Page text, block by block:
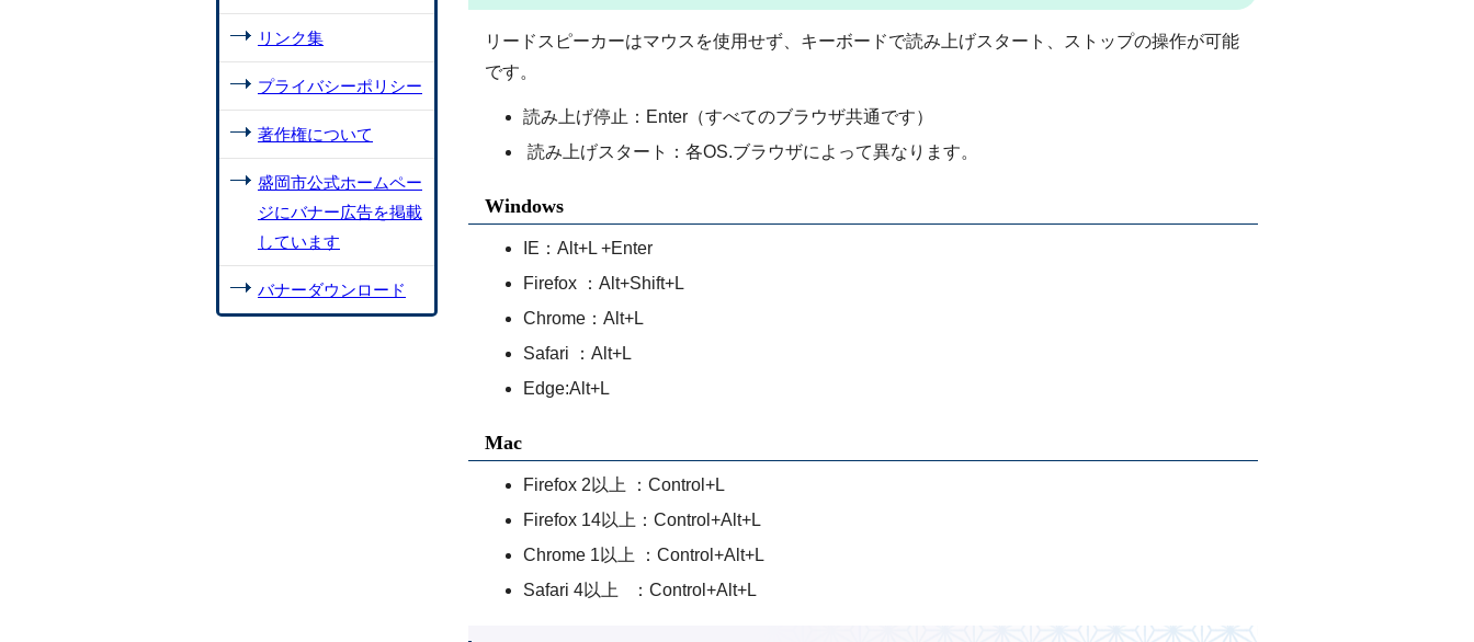
リードスピーカーはマウスを使用せず、キーボードで読み上げスタート、ストップの操作が可能
です。
読み上げ停止：Enter（すべてのブラウザ共通です）
読み上げスタート：各OS.ブラウザによって異なります。
Windows
IE：Alt+L +Enter
Firefox ：Alt+Shift+L
Chrome：Alt+L
Safari ：Alt+L
Edge:Alt+L
Mac
Firefox 2以上 ：Control+L
Firefox 14以上：Control+Alt+L
Chrome 1以上 ：Control+Alt+L
Safari 4以上 ：Control+Alt+L
リンク集
プライバシーポリシー
著作権について
盛岡市公式ホームペー
ジにバナー広告を掲載
しています
バナーダウンロード